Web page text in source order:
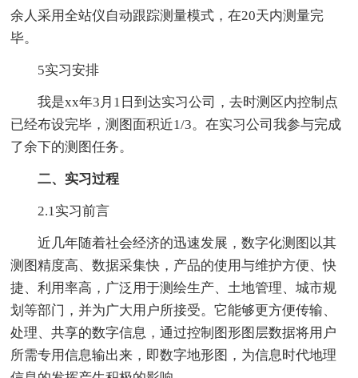
余人采用全站仪自动跟踪测量模式，在20天内测量完
毕。
5实习安排
我是xx年3月1日到达实习公司，去时测区内控制点
已经布设完毕，测图面积近1/3。在实习公司我参与完成
了余下的测图任务。
二、实习过程
2.1实习前言
近几年随着社会经济的迅速发展，数字化测图以其
测图精度高、数据采集快，产品的使用与维护方便、快
捷、利用率高，广泛用于测绘生产、土地管理、城市规
划等部门，并为广大用户所接受。它能够更方便传输、
处理、共享的数字信息，通过控制图形图层数据将用户
所需专用信息输出来，即数字地形图，为信息时代地理